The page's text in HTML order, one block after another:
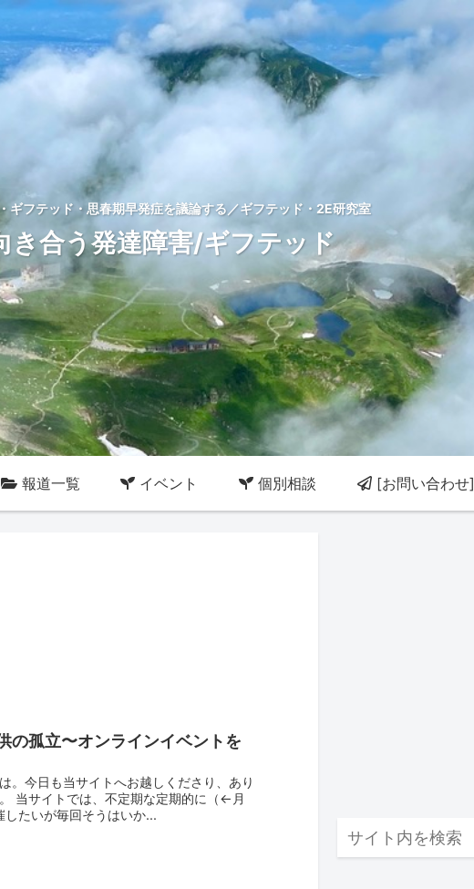
ギフテッド・思春期早発症を議論する／ギフテッド・2E研究室
き合う発達障害/ギフテッド
報道一覧 イベント 個別相談 [お問い合わせ]
の孤立〜オンラインイベントを
。今日も当サイトへお越しくださり、あり
当サイトでは、不定期な定期的に（←月
したいが毎回そうはいか...